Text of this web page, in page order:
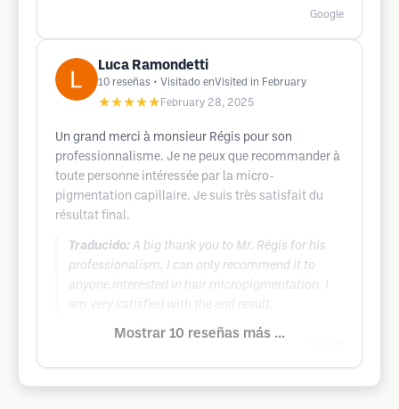
Google
Luca Ramondetti
10 reseñas • Visitado enVisited in February
★★★★★ February 28, 2025
Un grand merci à monsieur Régis pour son
professionnalisme. Je ne peux que recommander à
toute personne intéressée par la micro-
pigmentation capillaire. Je suis très satisfait du
résultat final.
Traducido: A big thank you to Mr. Régis for his
professionalism. I can only recommend it to
anyone interested in hair micropigmentation. I
am very satisfied with the end result.
Mostrar 10 reseñas más ...